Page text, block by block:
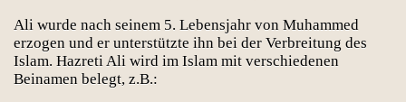
Ali wurde nach seinem 5. Lebensjahr von Muhammed
erzogen und er unterstützte ihn bei der Verbreitung des
Islam. Hazreti Ali wird im Islam mit verschiedenen
Beinamen belegt, z.B.: